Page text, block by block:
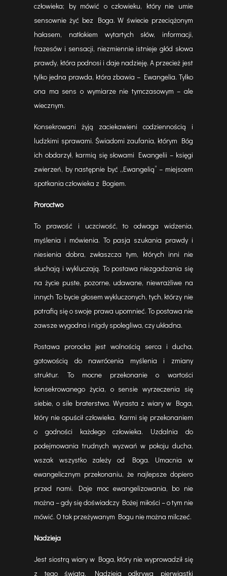
człowieka; by mówić o człowieku, który nie umie
sensownie żyć bez Boga. W świecie przeciążonym
hałasem, natłokiem wytartych słów, informacji,
frazesów i sensacji, niezmiennie istnieje głód słowa
prawdy, która podnosi i daje nadzieję. A przecież jest
tylko jedna prawda, która zbawia – Ewangelia. Tylko
ona ma sens o wymiarze nie tymczasowym – ale
wiecznym.
Konsekrowani żyją zaciekawieni codziennością i
ludzkimi sprawami. Świadomi zaufania, którym Bóg
ich obdarzył, karmią się słowami Ewangelii – księgi
zwierzeń, by następnie być „Ewangelią” – miejscem
spotkania człowieka z Bogiem.
Proroctwo
To prawość i uczciwość, to odwaga widzenia,
myślenia i mówienia. To pasja szukania prawdy i
niesienia dobra, zwłaszcza tym, których inni nie
słuchają i wykluczają. To postawa niezgadzania się
na życie puste, pozorne, udawane, niewrażliwe na
innych To bycie głosem wykluczonych, tych, którzy nie
potrafią się o swoje prawa upomnieć. To postawa nie
zawsze wygodna i nigdy spolegliwa, czy układna.
Postawa prorocka jest wolnością serca i ducha,
gotowością do nawrócenia myślenia i zmiany
struktur. To mocne przekonanie o wartości
konsekrowanego życia, o sensie wyrzeczenia się
siebie, o sile braterstwa. Wyrasta z wiary w Boga,
który nie opuścił człowieka. Karmi się przekonaniem
o godności każdego człowieka. Uzdalnia do
podejmowania trudnych wyzwań w pokoju ducha,
wszak wszystko zależy od Boga. Umacnia w
ewangelicznym przekonaniu, że najlepsze dopiero
przed nami. Daje moc ewangelizowania, bo nie
można – gdy się doświadczy Bożej miłości – o tym nie
mówić. O tak przeżywanym Bogu nie można milczeć.
Nadzieja
Jest siostrą wiary w Boga, który nie wyprowadził się
z tego świata. Nadzieja odkrywa pierwiastki